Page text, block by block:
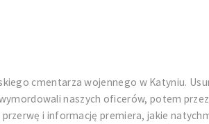
cmentarza wojennego w Katyniu.
naszych oficerów, potem przez
i informację premiera, jakie